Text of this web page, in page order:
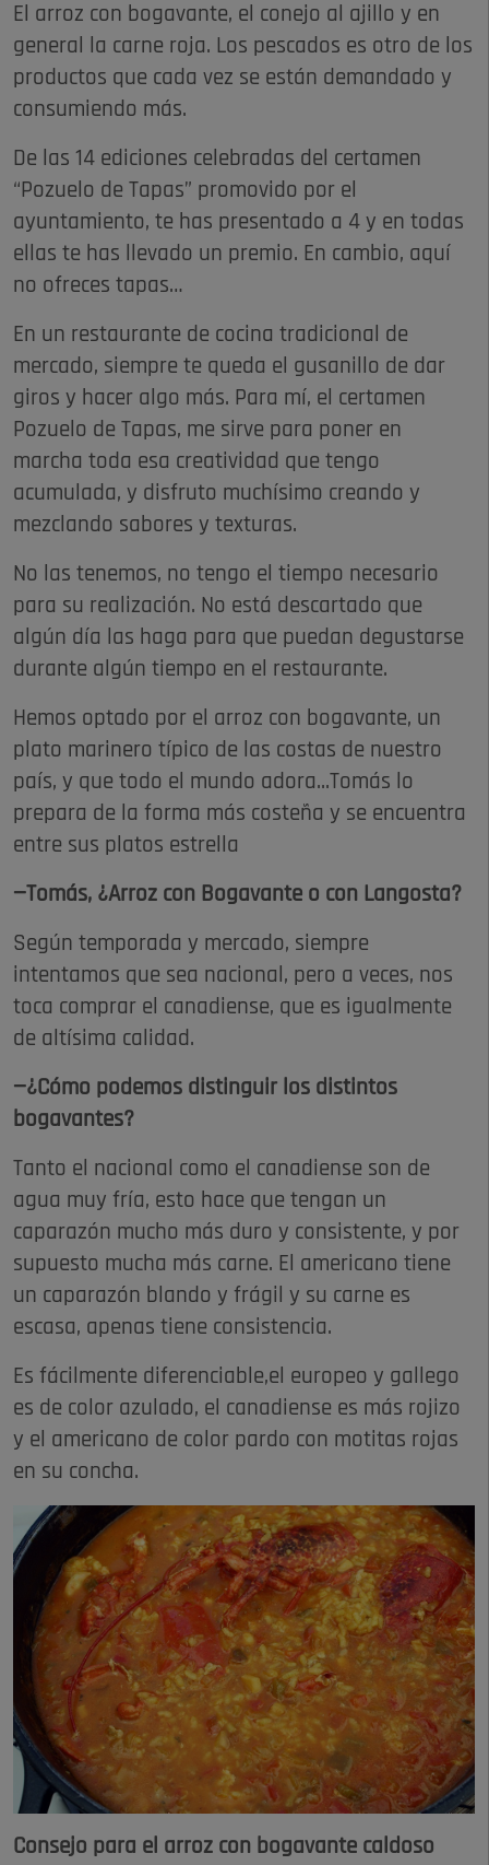
El arroz con bogavante, el conejo al ajillo y en
general la carne roja. Los pescados es otro de los
productos que cada vez se están demandado y
consumiendo más.
De las 14 ediciones celebradas del certamen
“Pozuelo de Tapas” promovido por el
ayuntamiento, te has presentado a 4 y en todas
ellas te has llevado un premio. En cambio, aquí
no ofreces tapas…
En un restaurante de cocina tradicional de
mercado, siempre te queda el gusanillo de dar
giros y hacer algo más. Para mí, el certamen
Pozuelo de Tapas, me sirve para poner en
marcha toda esa creatividad que tengo
acumulada, y disfruto muchísimo creando y
mezclando sabores y texturas.
No las tenemos, no tengo el tiempo necesario
para su realización. No está descartado que
algún día las haga para que puedan degustarse
durante algún tiempo en el restaurante.
Hemos optado por el arroz con bogavante, un
plato marinero típico de las costas de nuestro
país, y que todo el mundo adora...Tomás lo
prepara de la forma más costeña y se encuentra
entre sus platos estrella
—Tomás, ¿Arroz con Bogavante o con Langosta?
Según temporada y mercado, siempre
intentamos que sea nacional, pero a veces, nos
toca comprar el canadiense, que es igualmente
de altísima calidad.
—¿Cómo podemos distinguir los distintos
bogavantes?
Tanto el nacional como el canadiense son de
agua muy fría, esto hace que tengan un
caparazón mucho más duro y consistente, y por
supuesto mucha más carne. El americano tiene
un caparazón blando y frágil y su carne es
escasa, apenas tiene consistencia.
Es fácilmente diferenciable,el europeo y gallego
es de color azulado, el canadiense es más rojizo
y el americano de color pardo con motitas rojas
en su concha.
Consejo para el arroz con bogavante caldoso